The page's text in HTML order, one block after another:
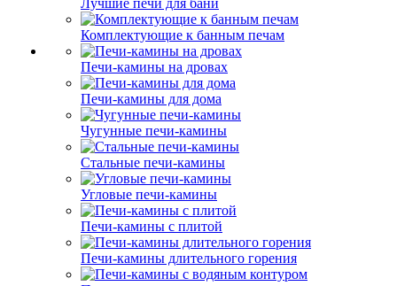
Лучшие печи для бани
Комплектующие к банным печам
Печи-камины на дровах
Печи-камины для дома
Чугунные печи-камины
Стальные печи-камины
Угловые печи-камины
Печи-камины с плитой
Печи-камины длительного горения